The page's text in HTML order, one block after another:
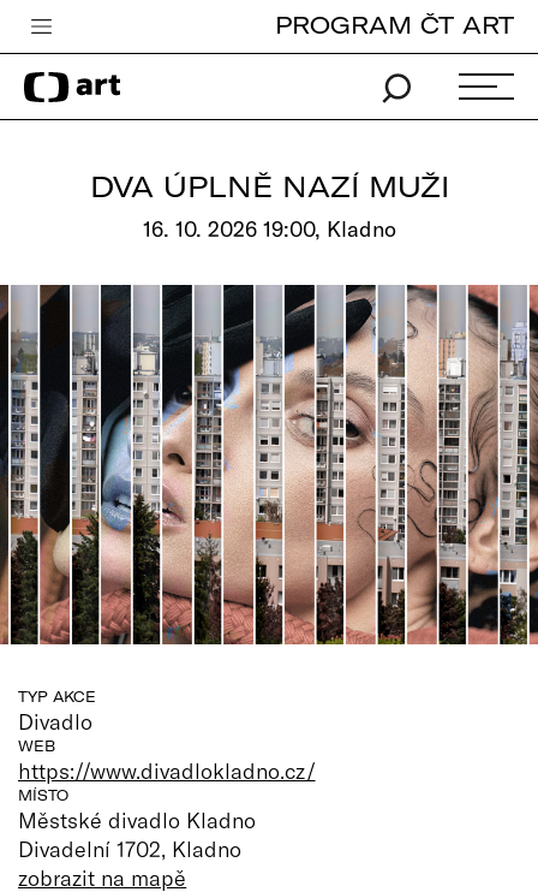
Česká televize
Zpravodajství
Pro děti
edu
Vše o ČT
PROGRAM ČT ART
DVA ÚPLNĚ NAZÍ MUŽI
16. 10. 2026 19:00, Kladno
TYP AKCE
Divadlo
WEB
https://www.divadlokladno.cz/
MÍSTO
Městské divadlo Kladno
Divadelní 1702, Kladno
zobrazit na mapě